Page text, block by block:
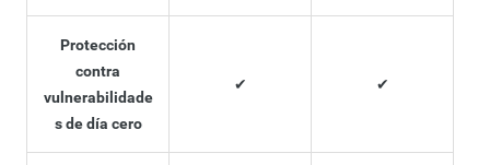
Protección
contra
vulnerabilidade
s de día cero
✔ ✔